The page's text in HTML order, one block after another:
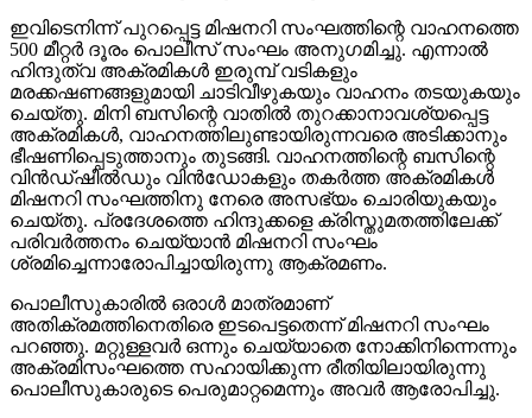
ഇവിടെനിന്ന് പുറപ്പെട്ട മിഷനറി സംഘത്തിന്റെ വാഹനത്തെ
500 മീറ്റര്‍ ദൂരം പൊലീസ് സംഘം അനുഗമിച്ചു. എന്നാല്‍
ഹിന്ദുത്വ അക്രമികള്‍ ഇരുമ്പ് വടികളും
മരക്കഷണങ്ങളുമായി ചാടിവീഴുകയും വാഹനം തടയുകയും
ചെയ്തു. മിനി ബസിന്റെ വാതില്‍ തുറക്കാനാവശ്യപ്പെട്ട
അക്രമികള്‍, വാഹനത്തിലുണ്ടായിരുന്നവരെ അടിക്കാനും
ഭീഷണിപ്പെടുത്താനും തുടങ്ങി. വാഹനത്തിന്റെ ബസിന്റെ
വിന്‍ഡ്ഷീല്‍ഡും വിന്‍ഡോകളും തകര്‍ത്ത അക്രമികള്‍
മിഷനറി സംഘത്തിനു നേരെ അസഭ്യം ചൊരിയുകയും
ചെയ്തു. പ്രദേശത്തെ ഹിന്ദുക്കളെ ക്രിസ്തുമതത്തിലേക്ക്
പരിവര്‍ത്തനം ചെയ്യാന്‍ മിഷനറി സംഘം
ശ്രമിച്ചെന്നാരോപിച്ചായിരുന്നു ആക്രമണം.
പൊലീസുകാരില്‍ ഒരാള്‍ മാത്രമാണ്
അതിക്രമത്തിനെതിരെ ഇടപെട്ടതെന്ന് മിഷനറി സംഘം
പറഞ്ഞു. മറ്റുള്ളവര്‍ ഒന്നും ചെയ്യാതെ നോക്കിനിന്നെന്നും
അക്രമിസംഘത്തെ സഹായിക്കുന്ന രീതിയിലായിരുന്നു
പൊലീസുകാരുടെ പെരുമാറ്റമെന്നും അവര്‍ ആരോപിച്ചു.